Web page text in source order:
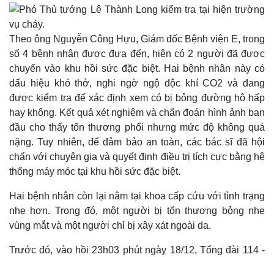
Kinh tế
Bất động sản
Khởi nghiệp
Thị trường
Tiêu dùng
Tỷ giá
Chứng khoán
Giá cà phê
Theo ông Nguyễn Công Hựu, Giám đốc Bệnh viện E, trong
số 4 bệnh nhân được đưa đến, hiện có 2 người đã được
chuyển vào khu hồi sức đặc biệt. Hai bệnh nhân này có
dấu hiệu khó thở, nghi ngờ ngộ độc khí CO2 và đang
được kiểm tra để xác định xem có bị bỏng đường hô hấp
hay không. Kết quả xét nghiệm và chẩn đoán hình ảnh ban
đầu cho thấy tổn thương phổi nhưng mức độ không quá
nặng. Tuy nhiên, để đảm bảo an toàn, các bác sĩ đã hội
chẩn với chuyên gia và quyết định điều trị tích cực bằng hệ
thống máy móc tại khu hồi sức đặc biệt.
Hai bệnh nhân còn lại nằm tại khoa cấp cứu với tình trạng
nhẹ hơn. Trong đó, một người bị tổn thương bỏng nhẹ
vùng mắt và một người chỉ bị xây xát ngoài da.
Trước đó, vào hồi 23h03 phút ngày 18/12, Tổng đài 114 -